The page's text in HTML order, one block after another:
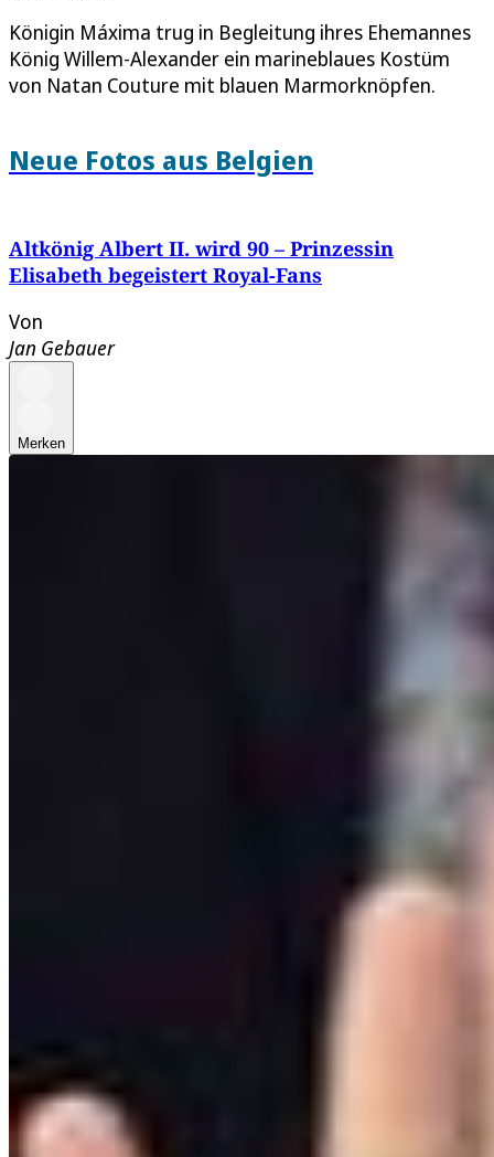
Königin Máxima trug in Begleitung ihres Ehemannes
König Willem-Alexander ein marineblaues Kostüm
von Natan Couture mit blauen Marmorknöpfen.
Neue Fotos aus Belgien
Altkönig Albert II. wird 90 – Prinzessin
Elisabeth begeistert Royal-Fans
Von
Jan Gebauer
Merken